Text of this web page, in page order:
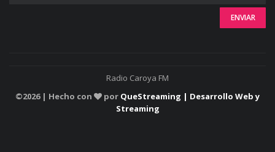
Radio Caroya FM
©2026 | Hecho con por QueStreaming | Desarrollo Web y
Streaming